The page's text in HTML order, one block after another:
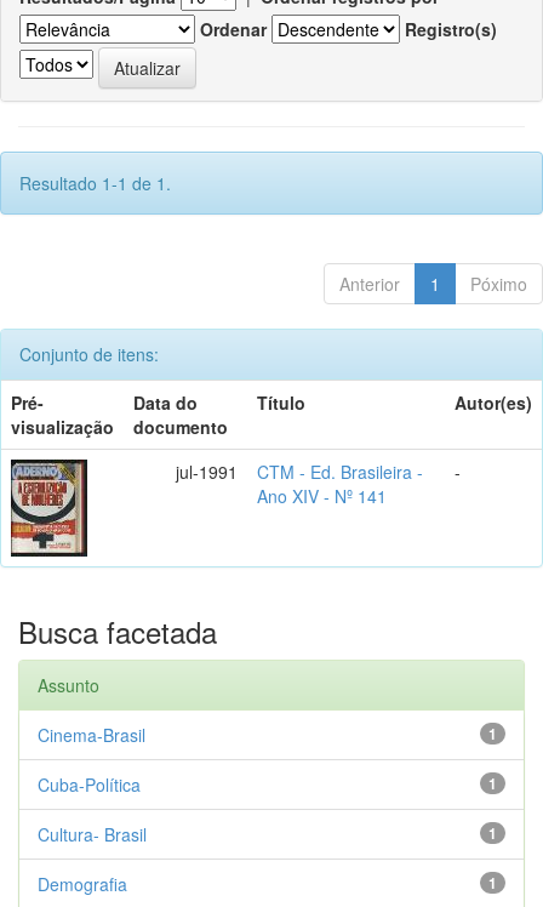
Ordenar
Registro(s)
Resultado 1-1 de 1.
Anterior 1 Póximo
Conjunto de itens:
Pré-
visualização
Data do
documento
Título Autor(es)
jul-1991
CTM - Ed. Brasileira -
Ano XIV - Nº 141
-
Busca facetada
Assunto
1
Cinema-Brasil
1
Cuba-Política
1
Cultura- Brasil
1
Demografia